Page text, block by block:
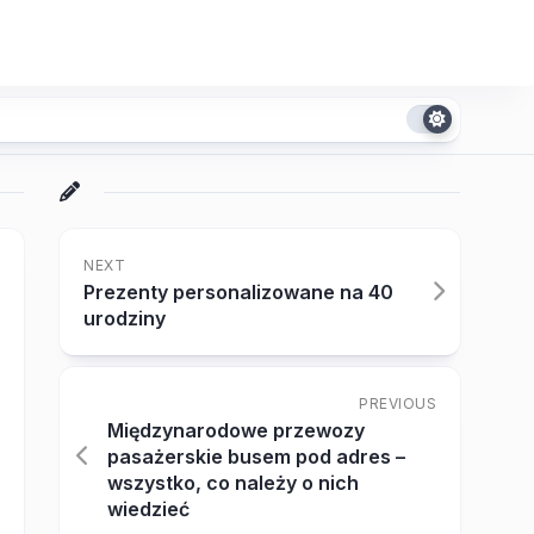
NEXT
Prezenty personalizowane na 40
urodziny
PREVIOUS
Międzynarodowe przewozy
pasażerskie busem pod adres –
wszystko, co należy o nich
wiedzieć